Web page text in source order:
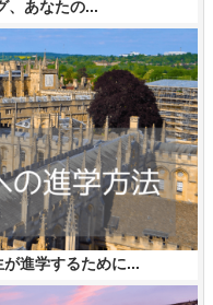
、あなたの...
進学するために...